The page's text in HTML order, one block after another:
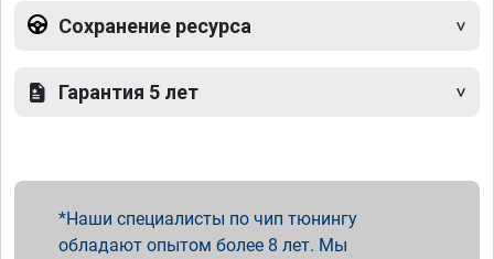
Сохранение ресурса
Гарантия 5 лет
Наши специалисты по чип тюнингу
обладают опытом более 8 лет. Мы